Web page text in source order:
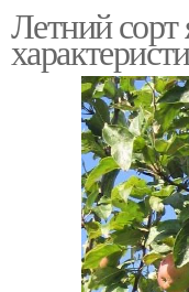
Летний